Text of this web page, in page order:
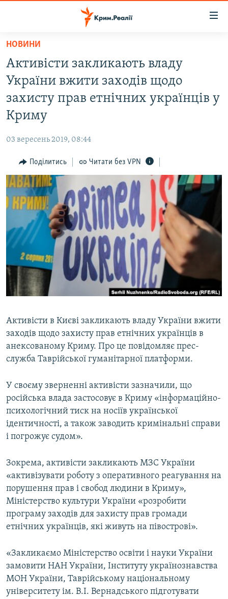
Перейти
основного
матеріалу
Перейти
до
основної
Перейти
пошуку
ВІДЕО ТА ФОТО
ПОЛІТИКА
ПОГЛЯД
ІНТЕРВ'Ю
ВСЕ ЗА ДЕНЬ
СПЕЦПРОЕКТИ
ДЕПОРТАЦІЯ
ВІДЕОУРОКИ «ELIFBE»
СВІДЧЕННЯ ОКУПАЦІЇ
УКРАЇНСЬКА ПРОБЛЕМА КРИМУ
ІНФОГРАФІКА
ЯК ОБІЙТИ БЛОКУВАННЯ
Русский
Qırımtatar
ДОЛУЧАЙСЯ!
Усі сайти RFE/RL
НОВИНИ
Активісти закликають владу
України вжити заходів щодо
захисту прав етнічних українців у
Криму
03 вересень 2019, 08:44
Поділитись Читати без VPN
Активісти в Києві закликають владу України вжити
заходів щодо захисту прав етнічних українців в
анексованому Криму. Про це повідомляє прес-
служба Таврійської гуманітарної платформи.
У своєму зверненні активісти зазначили, що
російська влада застосовує в Криму «інформаційно-
психологічний тиск на носіїв української
ідентичності, а також заводить кримінальні справи
і погрожує судом».
Зокрема, активісти закликають МЗС України
«активізувати роботу з оперативного реагування на
порушення прав і свобод людини в Криму»,
Міністерство культури України «розробити
програму заходів для захисту прав громади
етнічних українців, які живуть на півострові».
«Закликаємо Міністерство освіти і науки України
замовити НАН України, Інституту українознавства
МОН України, Таврійському національному
університету ім. В.І. Вернадського підготувати